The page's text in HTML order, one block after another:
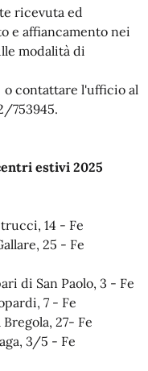
ricevuta ed
e affiancamento nei
modalità di
contattare l'ufficio al
753945.
estivi 2025
14 - Fe
Gallare, 25 - Fe
di San Paolo, 3 - Fe
7 - Fe
27- Fe
Praga, 3/5 - Fe